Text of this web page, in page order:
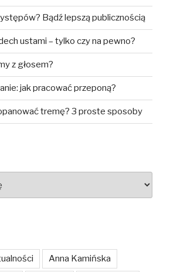
Bądź lepszą publicznością
ustami – tylko czy na pewno?
z głosem?
jak pracować przeponą?
tremę? 3 proste sposoby
Anna Kamińska